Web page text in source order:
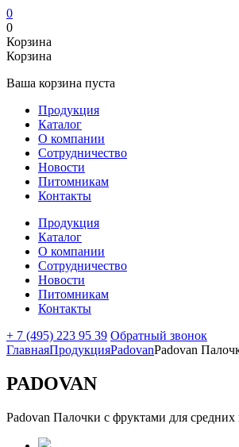
0
0
Корзина
Корзина
Ваша корзина пуста
Продукция
Каталог
О компании
Сотрудничество
Новости
Питомникам
Контакты
Продукция
Каталог
О компании
Сотрудничество
Новости
Питомникам
Контакты
+ 7 (495) 223 95 39 Обратный звонок
ГлавнаяПродукцияPadovanPadovan
PADOVAN
Padovan Палочки с фруктами для средних